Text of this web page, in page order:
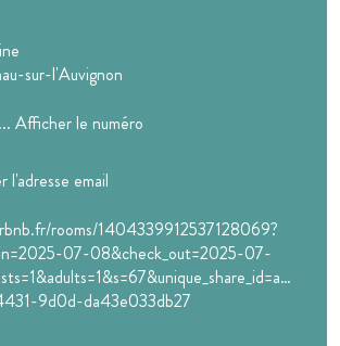
sur-l'Auvignon
Afficher le numéro
l'adresse email
rooms/1404339912537128069?
07-08&check_out=2025-07-
9d0d-da43e033db27